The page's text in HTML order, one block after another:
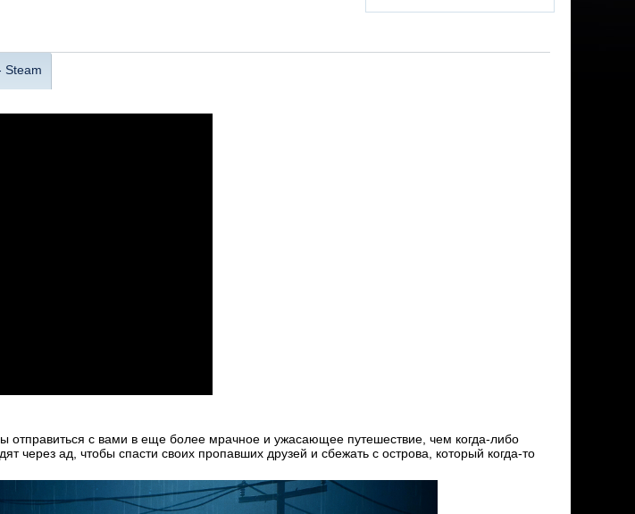
Steam
отправиться с вами в еще более мрачное и ужасающее путешествие, чем когда-либо
через ад, чтобы спасти своих пропавших друзей и сбежать с острова, который когда-то